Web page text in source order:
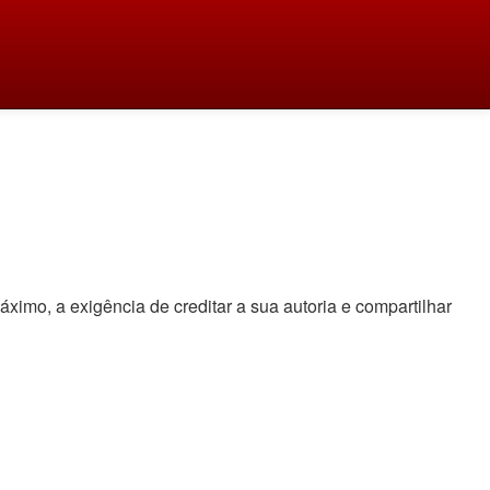
a exigência de creditar a sua autoria e compartilhar